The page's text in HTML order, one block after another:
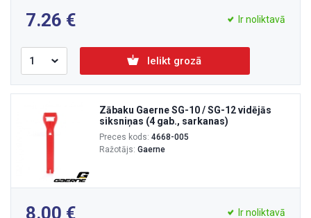
7.26 Ir noliktavā
Ielikt grozā
Zābaku Gaerne SG-10 / SG-12 vidējās
siksniņas (4 gab., sarkanas)
Preces kods: 4668-005
Ražotājs: Gaerne
8.00 Ir noliktavā